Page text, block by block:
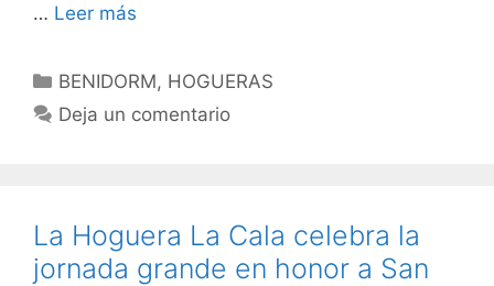
… Leer más
Categorías
BENIDORM, HOGUERAS
Deja un comentario
La Hoguera La Cala celebra la
jornada grande en honor a San